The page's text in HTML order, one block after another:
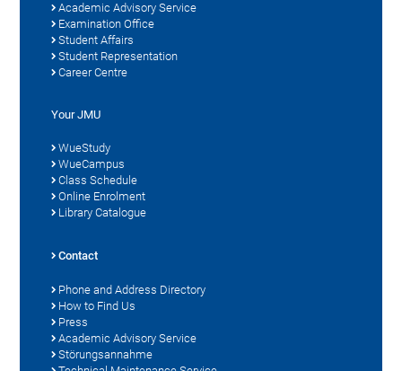
Academic Advisory Service
Examination Office
Student Affairs
Student Representation
Career Centre
Your JMU
WueStudy
WueCampus
Class Schedule
Online Enrolment
Library Catalogue
Contact
Phone and Address Directory
How to Find Us
Press
Academic Advisory Service
Störungsannahme